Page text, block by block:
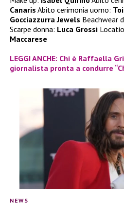
Canaris Abito cerimonia uomo:
Gocciazzurra Jewels Beachwear
Scarpe donna: Luca Grossi
Maccarese
LEGGI ANCHE: Chi è Raffaella
giornalista pronta a condurre
NEWS